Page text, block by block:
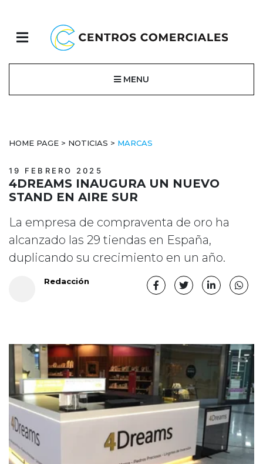
MENU
HOME PAGE > NOTICIAS > MARCAS
19 FEBRERO 2025
4DREAMS INAUGURA UN NUEVO
STAND EN AIRE SUR
La empresa de compraventa de oro ha
alcanzado las 29 tiendas en España,
duplicando su crecimiento en un año.
Redacción